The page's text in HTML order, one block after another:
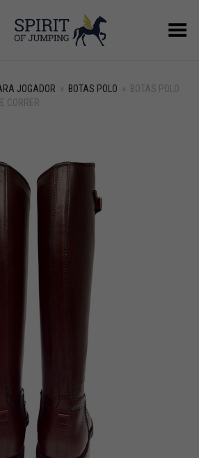
Alternar Menu
JOGADOR » BOTAS POLO » BOTAS POLO
CORRER